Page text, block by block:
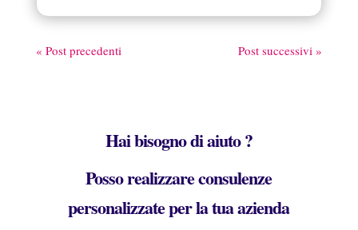
« Post precedenti Post successivi »
Hai bisogno di aiuto ?
Posso realizzare consulenze
personalizzate per la tua azienda